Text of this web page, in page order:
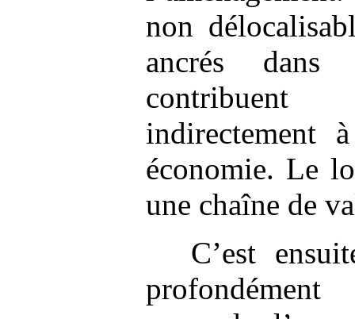
non
ancrés
indirectement
économie. Le
une chaîne de
C’est